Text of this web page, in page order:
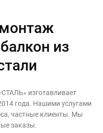
из
изготавливает
года. Нашими услугами
частные клиенты. Мы
заказы.